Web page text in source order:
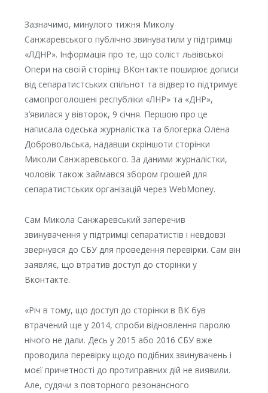
Зазначимо, минулого тижня Миколу
Санжаревського публічно звинуватили у підтримці
«ЛДНР». Інформація про те, що соліст львівської
Опери на своїй сторінці ВКонтакте поширює дописи
від сепаратистських спільнот та відверто підтримує
самопроголошені республіки «ЛНР» та «ДНР»,
з’явилася у вівторок, 9 січня. Першою про це
написала одеська журналістка та блогерка Олена
Добровольська, надавши скріншоти сторінки
Миколи Санжаревського. За даними журналістки,
чоловік також займався збором грошей для
сепаратистських організацій через WebMoney.
Сам Микола Санжаревський заперечив
звинувачення у підтримці сепаратистів і невдовзі
звернувся до СБУ для проведення перевірки. Сам він
заявляє, що втратив доступ до сторінки у
Вконтакте.
«Річ в тому, що доступ до сторінки в ВК був
втрачений ще у 2014, спроби відновлення паролю
нічого не дали. Десь у 2015 або 2016 СБУ вже
проводила перевірку щодо подібних звинувачень і
моєї причетності до протиправних дій не виявили.
Але, судячи з повторного резонансного